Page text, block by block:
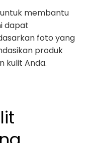
membantu
dapat
foto yang
produk
kulit Anda.